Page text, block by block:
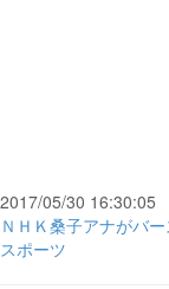
2017/05/30 16:30:05
ＮＨＫ桑子アナがバ
スポーツ